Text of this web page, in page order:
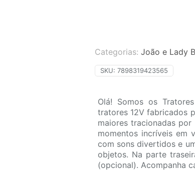
Categorias: João e Lady
SKU: 7898319423565
Olá! Somos os
tratores 12V fabricados
maiores tracionadas
momentos incríveis em
com sons divertidos e
objetos. Na parte
(opcional). Acompanha